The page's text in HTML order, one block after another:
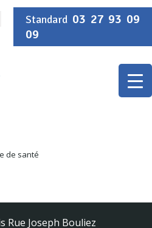
Standard 03 27 93 09
09
de santé
Rue Joseph Bouliez